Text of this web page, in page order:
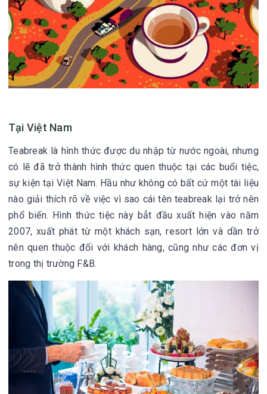
Tại Việt Nam
Teabreak là hình thức được du nhập từ nước ngoài, nhưng
có lẽ đã trở thành hình thức quen thuộc tại các buổi tiệc,
sự kiện tại Việt Nam. Hầu như không có bất cứ một tài liệu
nào giải thích rõ về việc vì sao cái tên teabreak lại trở nên
phổ biến. Hình thức tiệc này bẳt đầu xuất hiện vào năm
2007, xuất phát từ một khách sạn, resort lớn và dần trở
nên quen thuộc đối với khách hàng, cũng như các đơn vị
trong thị trường F&B.